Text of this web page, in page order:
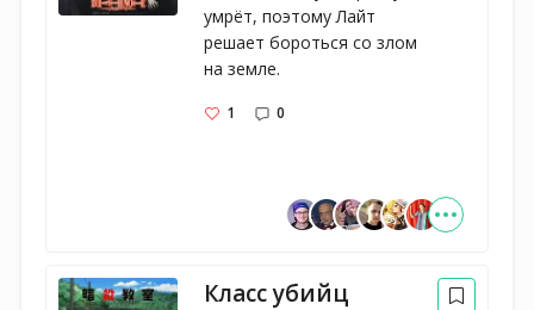
умрёт, поэтому Лайт
решает бороться со злом
на земле.
1 0
Класс убийц